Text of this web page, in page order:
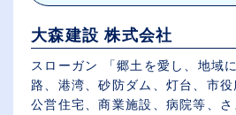
大森建設 株式会社
スローガン 「郷土を愛し、地域
路、港湾、砂防ダム、灯台、市役
公営住宅、商業施設、病院等、さ